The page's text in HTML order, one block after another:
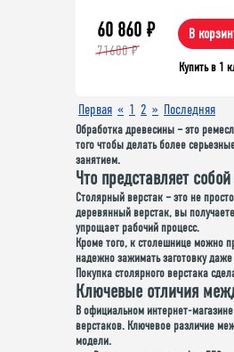
60 860 ₽
71600 ₽
В
Купить в 1
Первая « 1 2 » Последняя
Обработка древесины – это
того чтобы делать более
занятием.
Что представляет
Столярный верстак – это не
деревянный верстак, вы
упрощает рабочий процесс.
Кроме того, к столешнице можно
надежно зажимать заготовку
Покупка столярного верстака
Ключевые отличия
В официальном интернет-
верстаков. Ключевое различие
модели.